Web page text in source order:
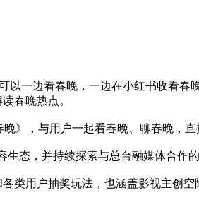
一边看春晚，一边在小红书收看春
春晚热点。
，与用户一起看春晚、聊春晚，直
态，并持续探索与总台融媒体合作
用户抽奖玩法，也涵盖影视主创空